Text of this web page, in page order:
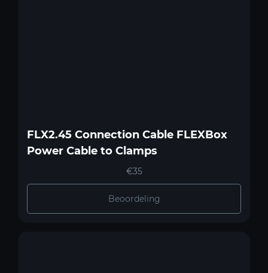
FLX2.45 Connection Cable FLEXBox
Power Cable to Clamps
€35
Beoordeling